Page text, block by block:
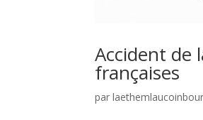
Accident de
françaises
parlaethemlaucoinbour